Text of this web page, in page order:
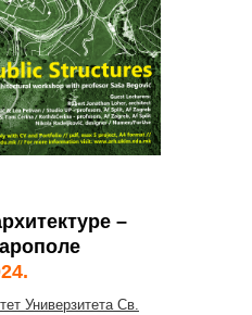
–
Универзитета Св.